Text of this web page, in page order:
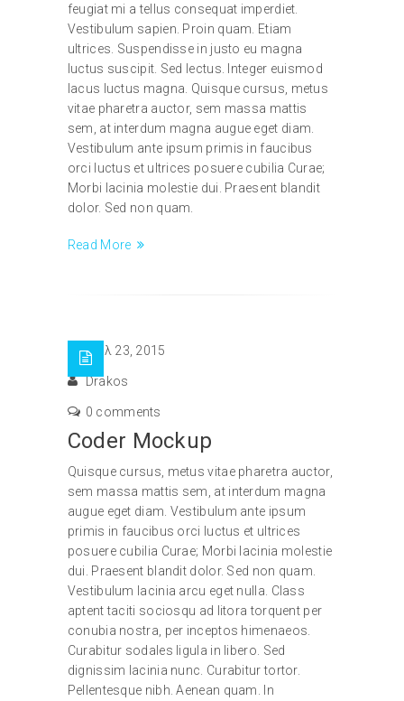
feugiat mi a tellus consequat imperdiet.
Vestibulum sapien. Proin quam. Etiam
ultrices. Suspendisse in justo eu magna
luctus suscipit. Sed lectus. Integer euismod
lacus luctus magna. Quisque cursus, metus
vitae pharetra auctor, sem massa mattis
sem, at interdum magna augue eget diam.
Vestibulum ante ipsum primis in faucibus
orci luctus et ultrices posuere cubilia Curae;
Morbi lacinia molestie dui. Praesent blandit
dolor. Sed non quam.
Read More
Ιούλ 23, 2015
Drakos
0 comments
Coder Mockup
Quisque cursus, metus vitae pharetra auctor,
sem massa mattis sem, at interdum magna
augue eget diam. Vestibulum ante ipsum
primis in faucibus orci luctus et ultrices
posuere cubilia Curae; Morbi lacinia molestie
dui. Praesent blandit dolor. Sed non quam.
Vestibulum lacinia arcu eget nulla. Class
aptent taciti sociosqu ad litora torquent per
conubia nostra, per inceptos himenaeos.
Curabitur sodales ligula in libero. Sed
dignissim lacinia nunc. Curabitur tortor.
Pellentesque nibh. Aenean quam. In